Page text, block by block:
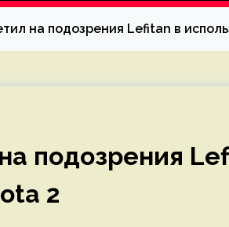
на подозрения Lefitan в
подозрения
2